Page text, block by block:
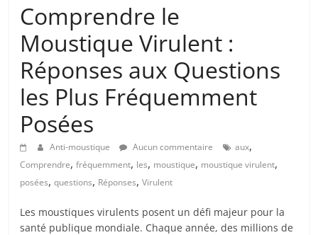
Comprendre le
Moustique Virulent :
Réponses aux Questions
les Plus Fréquemment
Posées
Anti-moustique Aucun commentaire aux,
Comprendre,fréquemment, les, moustique, moustique virulent,
posées,questions, Réponses,Virulent
Les moustiques virulents posent un défi majeur pour la
santé publique mondiale. Chaque année, des millions de